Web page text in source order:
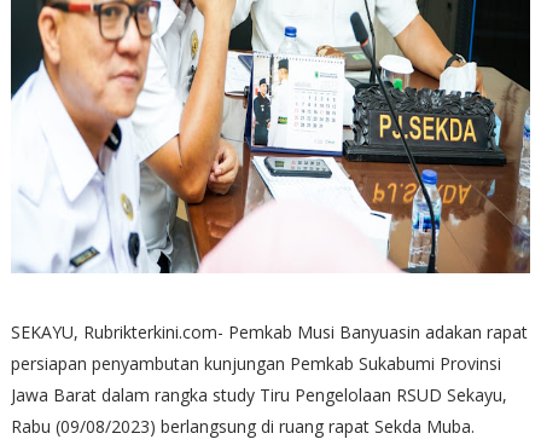
SEKAYU, Rubrikterkini.com- Pemkab Musi Banyuasin adakan rapat
persiapan penyambutan kunjungan Pemkab Sukabumi Provinsi
Jawa Barat dalam rangka study Tiru Pengelolaan RSUD Sekayu,
Rabu (09/08/2023) berlangsung di ruang rapat Sekda Muba.